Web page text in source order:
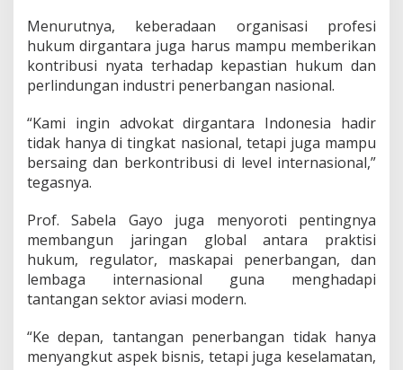
Menurutnya, keberadaan organisasi profesi
hukum dirgantara juga harus mampu memberikan
kontribusi nyata terhadap kepastian hukum dan
perlindungan industri penerbangan nasional.
“Kami ingin advokat dirgantara Indonesia hadir
tidak hanya di tingkat nasional, tetapi juga mampu
bersaing dan berkontribusi di level internasional,”
tegasnya.
Prof. Sabela Gayo juga menyoroti pentingnya
membangun jaringan global antara praktisi
hukum, regulator, maskapai penerbangan, dan
lembaga internasional guna menghadapi
tantangan sektor aviasi modern.
“Ke depan, tantangan penerbangan tidak hanya
menyangkut aspek bisnis, tetapi juga keselamatan,